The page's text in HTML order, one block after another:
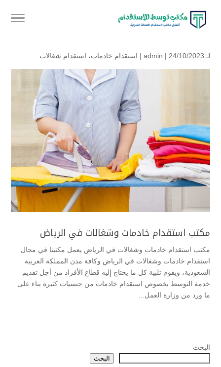
لـ admin | 24/10/2023 | استقدام خادمات، استقدام شغالات
مكتب استقدام خادمات وشغالات في الرياض
مكتب استقدام خادمات وشغالات في الرياض يعمل مكتبنا في مجال
استقدام خادمات وشغالات في الرياض وكافة مدن المملكة العربية
السعودية، ويقوم تلبية كل ما يحتاج إليه قطاع الأفراد من أجل تقديم
خدمة التوسط بخصوص استقدام خادمات من جنسيات كثيرة بناء على
ما ورد من وزارة العمل...
البحث
البحث